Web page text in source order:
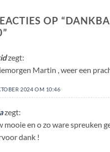
OP “
”
zegt:
Martin , weer een
2024 OM 10:46
zegt:
mooie en o zo ware spreuken
dank !